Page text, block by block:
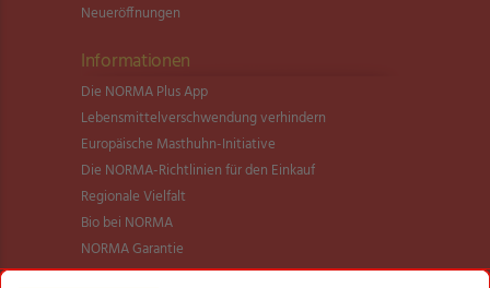
Neueröffnungen
Informationen
Die NORMA Plus App
Lebensmittel­verschwendung verhindern
Europäische Masthuhn-Initiative
Die NORMA-Richtlinien für den Einkauf
Regionale Vielfalt
Bio bei NORMA
NORMA Garantie
NORMA Qualität